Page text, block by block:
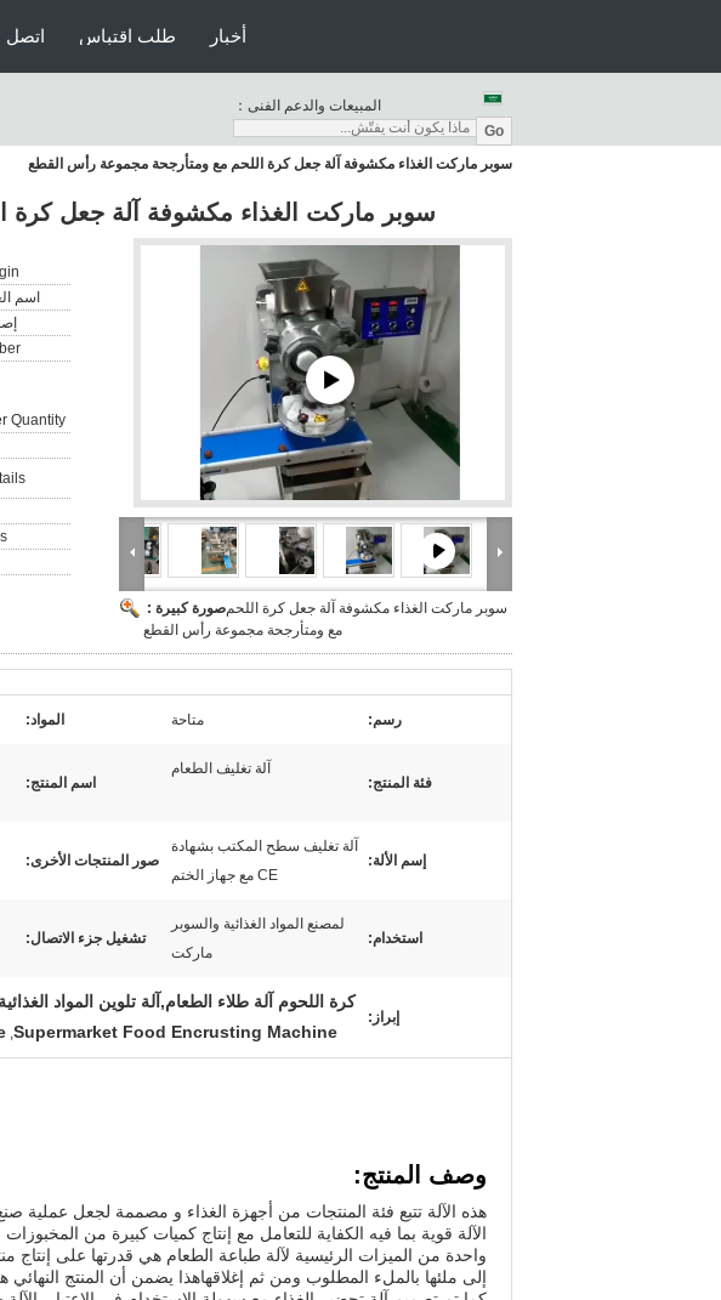
اتصل طلب اقتباس أخبار
المبيعات والدعم الفنى：
Go
سوبر ماركت الغذاء مكشوفة آلة جعل كرة اللحم مع ومتأرجحة مجموعة رأس القطع
سوبر ماركت الغذاء مكشوفة آلة جعل
صورة كبيرة :سوبر ماركت الغذاء مكشوفة آلة جعل كرة اللحم
مع ومتأرجحة مجموعة رأس القطع
اسم
Quantity:
رسم: متاحة المواد:
فئة المنتج:
آلة تغليف الطعام
اسم المنتج:
إسم الألة:
آلة تغليف سطح المكتب بشهادة
CE مع جهاز الختم
صور المنتجات الأخرى:
استخدام:
لمصنع المواد الغذائية والسوبر
ماركت
تشغيل جزء الاتصال:
إبراز:
كرة اللحوم آلة طلاء الطعام,آلة تلوين المواد
Supermarket Food Encrusting Machine
,
وصف المنتج:
الآلة قوية بما فيه الكفاية للتعامل مع إنتاج كميات كبيرة من المخبوزات
واحدة من الميزات الرئيسية لآلة طباعة الطعام هي قدرتها على
إلى ملئها بالملء المطلوب ومن ثم إغلاقهاهذا يضمن أن المنتج